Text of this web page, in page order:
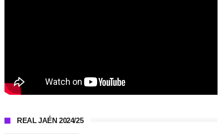
REAL JAÉN 2024/25